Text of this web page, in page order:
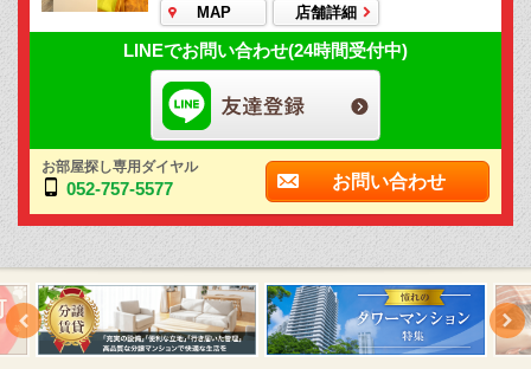
MAP 店舗詳細
LINEでお問い合わせ(24時間受付中)
お部屋探し専用ダイヤル
052-757-5577 お問い合わせ